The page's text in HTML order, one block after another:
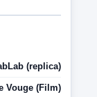
(replica)
Vouge (Film)